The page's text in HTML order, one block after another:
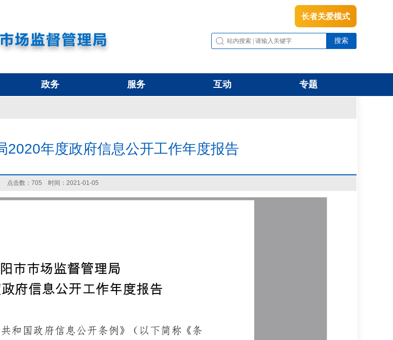
长者关爱模式
政务 服务 互动 专题
2020年度政府信息公开工作年度报告
点击数： 705 时间：2021-01-05